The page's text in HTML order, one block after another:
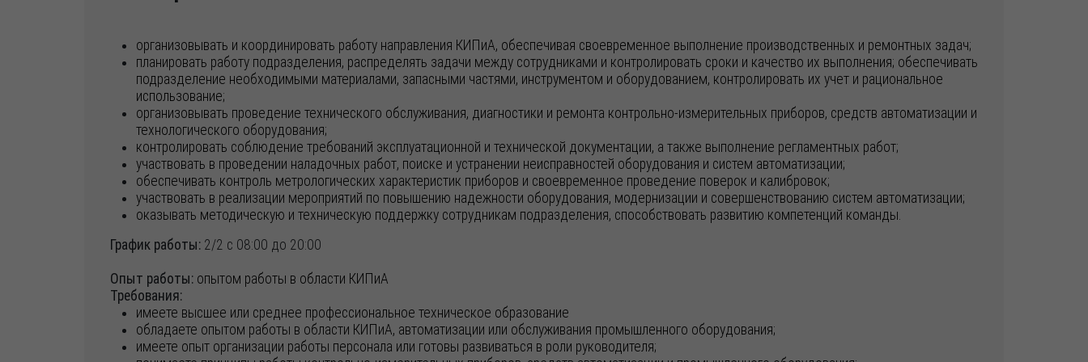
организовывать и координировать работу направления КИПиА, обеспечивая своевременное выполнение производственных и ремонтных задач;
планировать работу подразделения, распределять задачи между сотрудниками и контролировать сроки и качество их выполнения; обеспечивать
подразделение необходимыми материалами, запасными частями, инструментом и оборудованием, контролировать их учет и рациональное
использование;
организовывать проведение технического обслуживания, диагностики и ремонта контрольно-измерительных приборов, средств автоматизации и
технологического оборудования;
контролировать соблюдение требований эксплуатационной и технической документации, а также выполнение регламентных работ;
участвовать в проведении наладочных работ, поиске и устранении неисправностей оборудования и систем автоматизации;
обеспечивать контроль метрологических характеристик приборов и своевременное проведение поверок и калибровок;
участвовать в реализации мероприятий по повышению надежности оборудования, модернизации и совершенствованию систем автоматизации;
оказывать методическую и техническую поддержку сотрудникам подразделения, способствовать развитию компетенций команды.
График работы: 2/2 с 08:00 до 20:00
Опыт работы: опытом работы в области КИПиА
Требования:
имеете высшее или среднее профессиональное техническое образование
обладаете опытом работы в области КИПиА, автоматизации или обслуживания промышленного оборудования;
имеете опыт организации работы персонала или готовы развиваться в роли руководителя;